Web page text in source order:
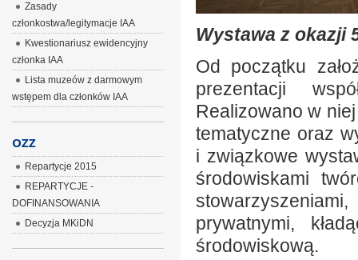
Wystawa z okazji
Od początku
prezentacji
Realizowano w
tematyczne oraz
i związkowe
środowiskami
prywatnymi,
środowiskową.
Zasady
członkostwa/legitymacje IAA
Kwestionariusz ewidencyjny
członka IAA
Lista muzeów z darmowym
wstępem dla członków IAA
OZZ
Repartycje 2015
REPARTYCJE -
DOFINANSOWANIA
Decyzja MKiDN